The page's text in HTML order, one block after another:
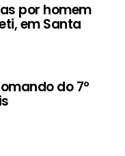
por homem
em Santa
do 7º